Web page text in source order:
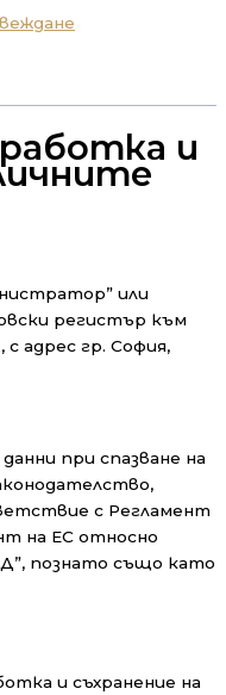
и
или
регистър към
адрес гр. София,
при спазване на
с Регламент
на ЕС относно
познато също като
и съхранение на